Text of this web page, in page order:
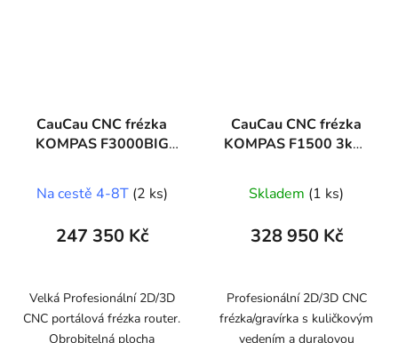
CauCau CNC frézka
KOMPAS F3000BIG
Na cestě 4-8T (2 ks)
247 350 Kč
Velká Profesionální 2D/3D
CNC portálová frézka router.
Obrobitelná plocha
CauCau CNC frézka
KOMPAS F1500 3kW
Skladem (1 ks)
328 950 Kč
Profesionální 2D/3D CNC
frézka/gravírka s kuličkovým
vedením a duralovou